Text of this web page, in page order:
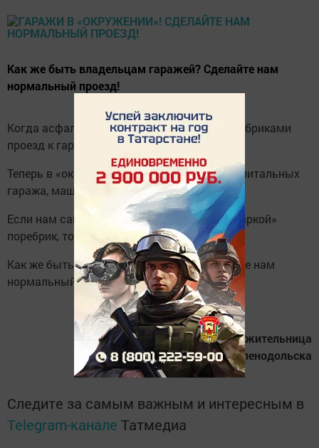
Как же быть владельцам гаражей? Сделайте нам
нормальный проезд!
Когда асфальтировали улицу, закрыли поребриками
проезд к гаражам на Энгельса, 36.
Теперь в «окружении» оказались четыре капитальных
гаража, машины выехать не могут.
Если нам самостоятельно разрезать «болгаркой»
поребрик, то это будет самоуправство.
Как же быть владельцам гаражей? Сделайте нам
нормальный проезд!
Нина Михайловна Маганова,жительница
Зеленодольска
Следите за самым важным и интересным в
Telegram-канале Татмедиа